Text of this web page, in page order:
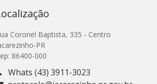
Coronel Baptista, 335 - Centro
PR
86400-000
Whats (43) 3911-3023